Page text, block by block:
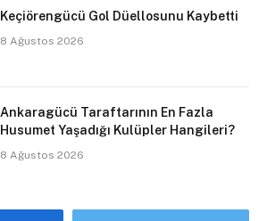
Keçiörengücü Gol Düellosunu Kaybetti
8 Ağustos 2026
Ankaragücü Taraftarının En Fazla
Husumet Yaşadığı Kulüpler Hangileri?
8 Ağustos 2026